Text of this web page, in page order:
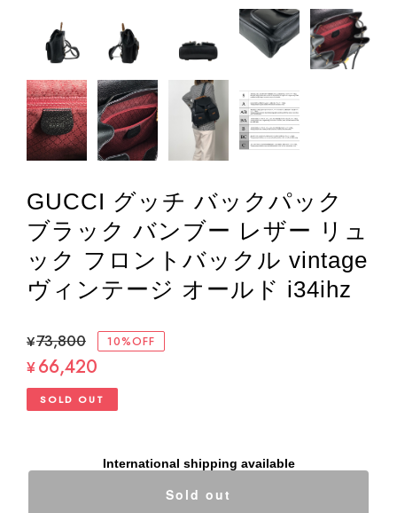
GUCCI グッチ バックパック
ブラック バンブー レザー リュ
ック フロントバックル vintage
ヴィンテージ オールド i34ihz
¥73,800 10%OFF
¥66,420
SOLD OUT
International shipping available
Sold out